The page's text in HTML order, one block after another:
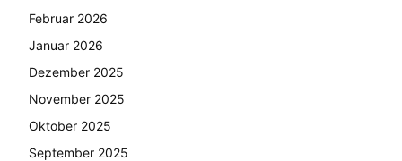
Februar 2026
Januar 2026
Dezember 2025
November 2025
Oktober 2025
September 2025